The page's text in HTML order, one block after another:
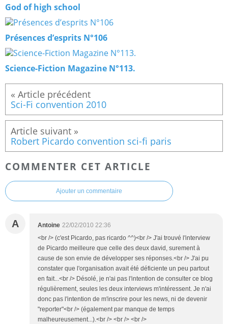
God of high school
Présences d’esprits N°106
Science-Fiction Magazine N°113.
Sci-Fi convention 2010
Robert Picardo convention sci-fi paris
COMMENTER CET ARTICLE
Ajouter un commentaire
A Antoine 22/02/2010 22:36
<br /> (c'est Picardo, pas ricardo ^^)<br /> J'ai trouvé l'interview
de Picardo meilleure que celle des deux david, surement à
cause de son envie de développer ses réponses.<br /> J'ai pu
constater que l'organisation avait été déficiente un peu partout
en fait...<br /> Désolé, je n'ai pas l'intention de consulter ce blog
régulièrement, seules les deux interviews m'intéressent. Je n'ai
donc pas l'intention de m'inscrire pour les news, ni de devenir
"reporter"<br /> (également par manque de temps
malheureusement...).<br /> <br /> <br />